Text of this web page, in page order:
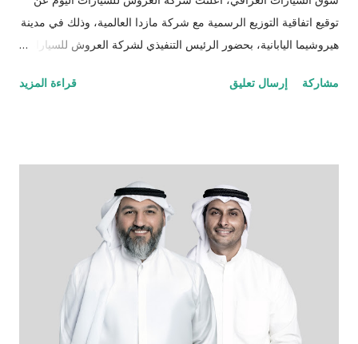
توقيع اتفاقية التوزيع الرسمية مع شركة مازدا العالمية، وذلك في مدينة
هيروشيما اليابانية، بحضور الرئيس التنفيذي لشركة العروش للسيارات
للمبيعات والتسويق العالمي لشركة مازدا. وبموجب هذه الشراكة،
والاعتمادية، والمصمّمة خصيصاً لتناسب أجواء واحتياجات الشرق
الأوسط. تبدأ المرحلة الأولى بإطلاق مركزين متكاملين يشملان مبيعات
وخدمات ما بعد البيع وقطع الغيار في بغداد والسليمانية، كخطوة أولى
ضمن خطة توسّع طموحة تهدف إلى تقديم تجربة مازدا المتكاملة في
مختلف أنحاء العراق، وتشمل لاحقاً افتتاح مركزين إضافيين في أربيل
والبصرة. ولا تقتصر مهمتنا على تقديم السيارات الجديدة فحسب، بل
تشمل أيضاً خدمة مالكي سيارات مازدا الحاليين في مختلف أنحاء
مشاركة إرسال تعليق قراءة المزيد